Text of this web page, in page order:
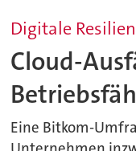
Digitale
Cloud-
Eine Bitkom-